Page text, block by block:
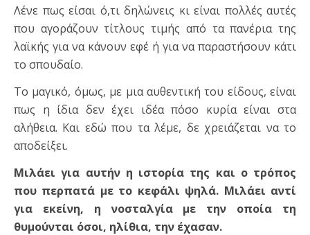
Λένε πως είσαι ό,τι δηλώνεις κι είναι πολλές αυτές
που αγοράζουν τίτλους τιμής από τα πανέρια της
λαϊκής για να κάνουν εφέ ή για να παραστήσουν κάτι
το σπουδαίο.
Το μαγικό, όμως, με μια αυθεντική του είδους, είναι
πως η ίδια δεν έχει ιδέα πόσο κυρία είναι στα
αλήθεια. Και εδώ που τα λέμε, δε χρειάζεται να το
αποδείξει.
Μιλάει για αυτήν η ιστορία της και ο τρόπος
που περπατά με το κεφάλι ψηλά. Μιλάει αντί
για εκείνη, η νοσταλγία με την οποία τη
θυμούνται όσοι, ηλίθια, την έχασαν.